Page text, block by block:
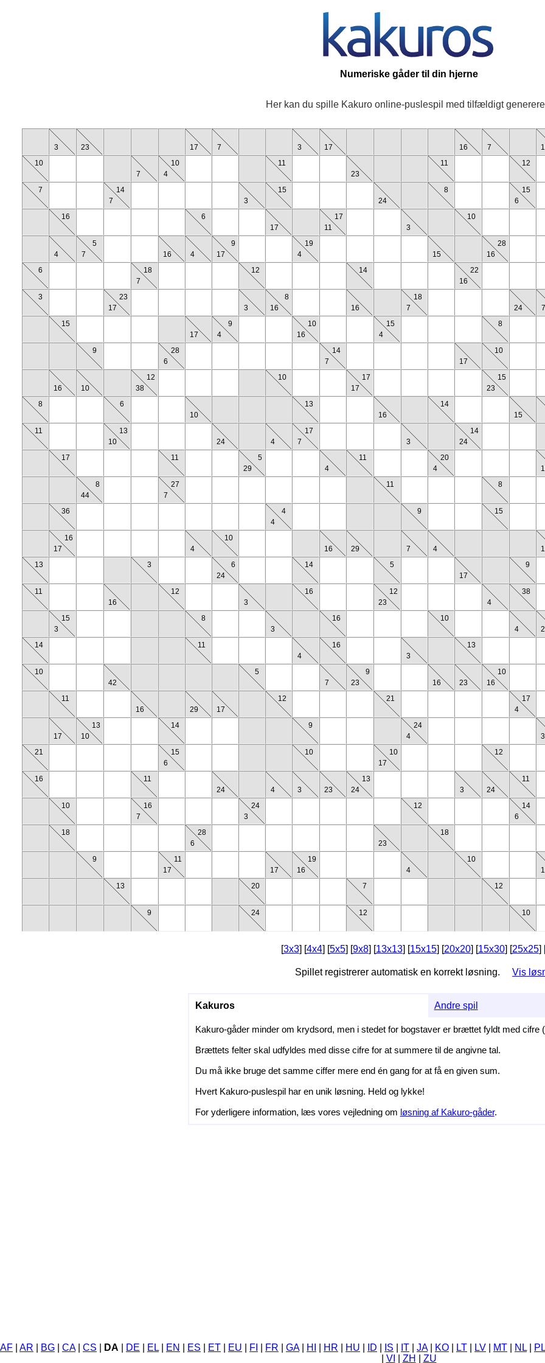
Numeriske gåder til din hjerne
Her kan du spille Kakuro online-puslespil med tilfældigt
3 23 17 7 3 17 16 7
10
7
10
4
11
23
11 12
7
14
7
3
15
24
8
15
6
16
6
17
17
11
3
10
4
5
7
16 4
9
17
19
4
15
28
16
6
18
7
12 14
22
16
3
23
17
3
8
16
16
18
7
24 7
15
17
9
4
10
16
15
4
8
9
28
6
14
7
17
10
16 10
12
38
10
17
17
15
23
8
6
10
13
16
14
15
11
13
10
24 4
17
7
3
14
24
17 11
5
29
4
11
20
4
8
44
27
7
11
8
36
4
4
9 15
16
17
4
10
16
29 7 4
13
3
6
24
14
5
17
9
11
16
12
3
16
12
23
4
38
15
3
8
3
16
10
4
14
11
4
16
3
13
10
42
5
7
9
23
16 23
10
16
11
16
29 17
12 21
17
4
17
13
10
14 9
24
4
21
15
6
10
10
17
12
16
11
24
4 3 23
13
24
3 24
11
10
16
7
24
3
12
14
6
18
28
6
23
18
9
11
17
17
19
16
4
10
13
20 7 12
9 24 12 10
[3x3] [4x4] [5x5] [9x8] [13x13] [15x15] [20x20] [15x30] [25x25]
Spillet registrerer automatisk en korrekt løsning.Vis
Kakuros Andre spil
Kakuro-gåder minder om krydsord, men i stedet for bogstaver er brættet fyldt med cifre
Brættets felter skal udfyldes med disse cifre for at summere til de angivne tal.
Du må ikke bruge det samme ciffer mere end én gang for at få en given sum.
Hvert Kakuro-puslespil har en unik løsning. Held og lykke!
For yderligere information, læs vores vejledning om løsning af Kakuro-gåder.
AF AR BG CA| CS DA DE EL EN ES ET EU FI FR GA| HI HR HU ID IS IT JA| KO LT LV MT NL PL
VI ZH ZU